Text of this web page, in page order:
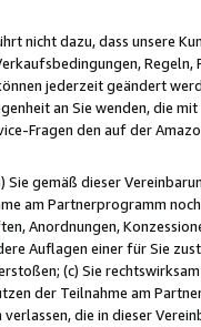
nicht dazu, dass unsere
jederzeit geändert
an Sie wenden, die
Fragen den auf der
Sie gemäß dieser
am Partnerprogramm
Anordnungen,
Auflagen einer für Sie
(c) Sie
der Teilnahme am
verlassen, die in dieser